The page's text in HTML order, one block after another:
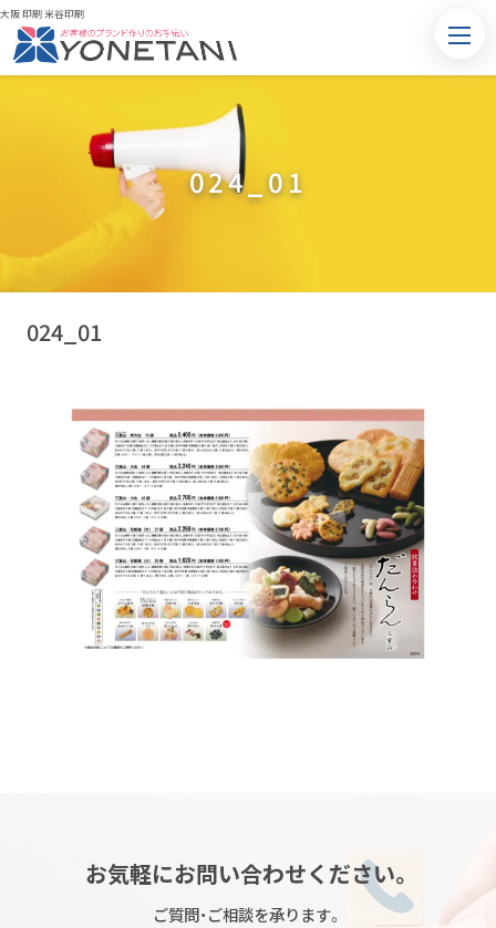
大阪 印刷 米谷印刷
024_01
024_01
お気軽にお問い合わせください。
ご質問・ご相談を承ります。